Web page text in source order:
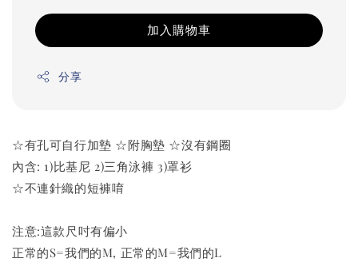
加入購物車
分享
☆有孔可自行加墊 ☆附胸墊 ☆沒有鋼圈
內含: 1)比基尼 2)三角泳褲 3)罩衫
☆不連針織的短褲唷
注意:這款尺吋有偏小
正常的S=我們的M, 正常的M=我們的L